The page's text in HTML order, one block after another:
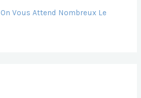
On Vous Attend Nombreux Le